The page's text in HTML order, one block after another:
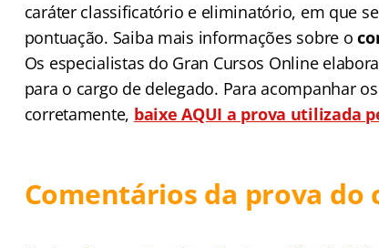
caráter classificatório e eliminatório, em que
pontuação. Saiba mais informações sobre o
Os especialistas do Gran Cursos Online
para o cargo de delegado. Para acompanhar
corretamente, baixe AQUI a prova utilizada
Comentários da prova do